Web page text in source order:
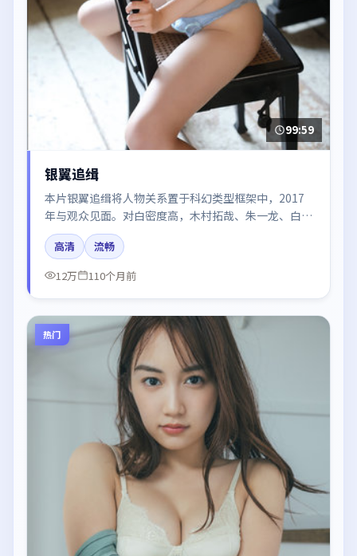
99:59
银翼追缉
本片银翼追缉将人物关系置于科幻类型框架中，2017
年与观众见面。对白密度高，木村拓哉、朱一龙、白
宇、赵丽颖的台词节奏值得关注；整体气质偏中国香港
都市与冷色调摄影。
高清
流畅
12万
110个月前
热门